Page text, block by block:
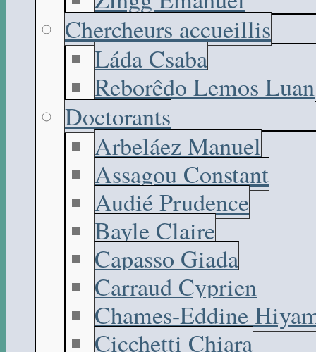
Chercheurs accueillis
Láda Csaba
Reborêdo Lemos Luan
Doctorants
Arbeláez Manuel
Assagou Constant
Audié Prudence
Bayle Claire
Capasso Giada
Carraud Cyprien
Chames-Eddine
Cicchetti Chiara